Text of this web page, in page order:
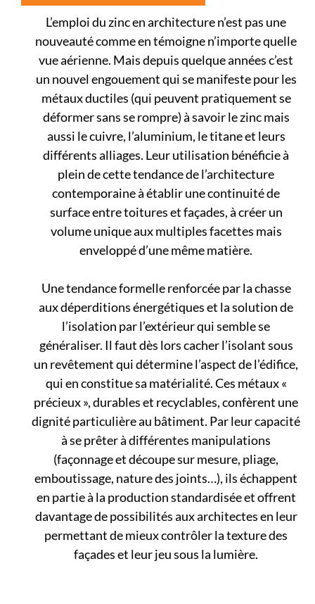
L’emploi du zinc en architecture n’est pas une
nouveauté comme en témoigne n’importe quelle
vue aérienne. Mais depuis quelque années c’est
un nouvel engouement qui se manifeste pour les
métaux ductiles (qui peuvent pratiquement se
déformer sans se rompre) à savoir le zinc mais
aussi le cuivre, l’aluminium, le titane et leurs
différents alliages. Leur utilisation bénéficie à
plein de cette tendance de l’architecture
contemporaine à établir une continuité de
surface entre toitures et façades, à créer un
volume unique aux multiples facettes mais
enveloppé d’une même matière.
Une tendance formelle renforcée par la chasse
aux déperditions énergétiques et la solution de
l’isolation par l’extérieur qui semble se
généraliser. Il faut dès lors cacher l’isolant sous
un revêtement qui détermine l’aspect de l’édifice,
qui en constitue sa matérialité. Ces métaux «
précieux », durables et recyclables, confèrent une
dignité particulière au bâtiment. Par leur capacité
à se prêter à différentes manipulations
(façonnage et découpe sur mesure, pliage,
emboutissage, nature des joints…), ils échappent
en partie à la production standardisée et offrent
davantage de possibilités aux architectes en leur
permettant de mieux contrôler la texture des
façades et leur jeu sous la lumière.